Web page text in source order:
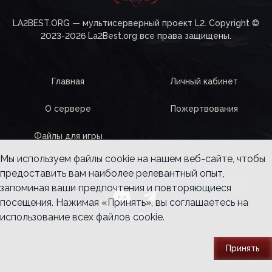
LA2BEST.ORG — мультисерверный проект L2. Copyright ©
2023-2026 La2Best.org все права защищены.
Главная
О сервере
Файлы для игры
Личный кабинет
Пожертвования
Privacy Policy
Мы используем файлы cookie на нашем веб-сайте, чтобы
предоставить вам наиболее релевантный опыт,
запоминая ваши предпочтения и повторяющиеся
посещения. Нажимая «Принять», вы соглашаетесь на
использование всех файлов cookie.
Принять